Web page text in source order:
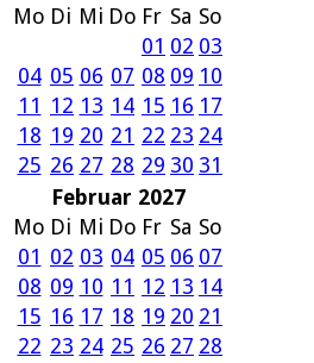
Mo Di Mi Do Fr Sa So
01 02 03
04 05 06 07 08 09 10
11 12 13 14 15 16 17
18 19 20 21 22 23 24
25 26 27 28 29 30 31
Februar 2027
Mo Di Mi Do Fr Sa So
01 02 03 04 05 06 07
08 09 10 11 12 13 14
15 16 17 18 19 20 21
22 23 24 25 26 27 28